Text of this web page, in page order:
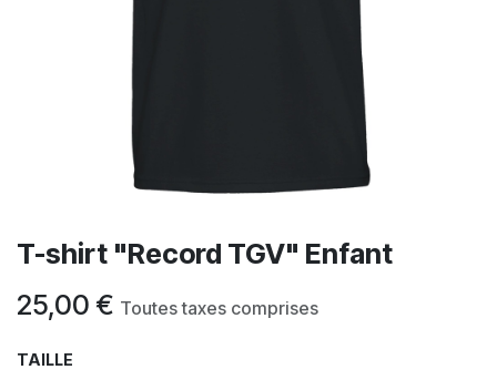
T-shirt "Record TGV" Enfant
25,00 € Toutes taxes comprises
TAILLE